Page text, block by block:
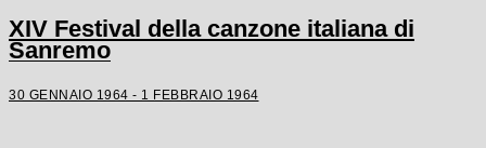
XIV Festival della canzone italiana di
Sanremo
30 GENNAIO 1964 - 1 FEBBRAIO 1964